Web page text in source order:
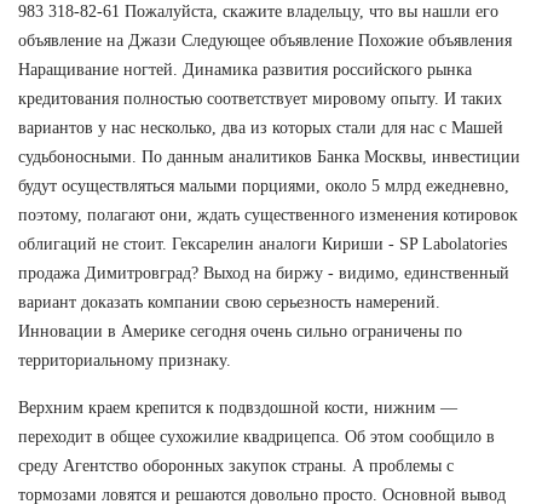
983 318-82-61 Пожалуйста, скажите владельцу, что вы нашли его
объявление на Джази Следующее объявление Похожие объявления
Наращивание ногтей. Динамика развития российского рынка
кредитования полностью соответствует мировому опыту. И таких
вариантов у нас несколько, два из которых стали для нас с Машей
судьбоносными. По данным аналитиков Банка Москвы, инвестиции
будут осуществляться малыми порциями, около 5 млрд ежедневно,
поэтому, полагают они, ждать существенного изменения котировок
облигаций не стоит. Гексарелин аналоги Кириши - SP Labolatories
продажа Димитровград? Выход на биржу - видимо, единственный
вариант доказать компании свою серьезность намерений.
Инновации в Америке сегодня очень сильно ограничены по
территориальному признаку.
Верхним краем крепится к подвздошной кости, нижним —
переходит в общее сухожилие квадрицепса. Об этом сообщило в
среду Агентство оборонных закупок страны. А проблемы с
тормозами ловятся и решаются довольно просто. Основной вывод